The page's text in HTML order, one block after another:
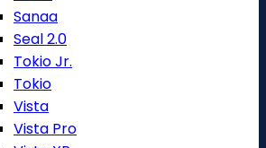
Sanaa
Seal 2.0
Tokio Jr.
Tokio
Vista
Vista Pro